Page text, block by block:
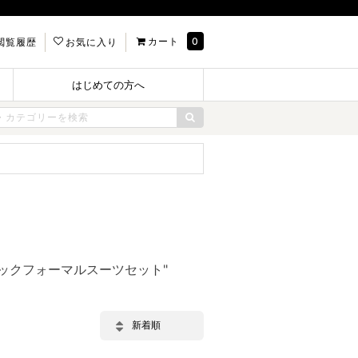
覧履歴 お気に入り カート 0
はじめての方へ
クフォーマルスーツセット"